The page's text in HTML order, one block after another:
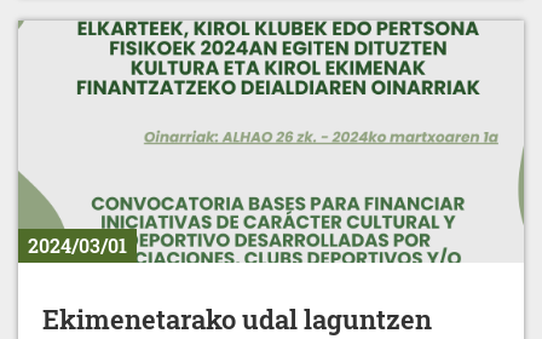
2024/03/01
Ekimenetarako udal laguntzen